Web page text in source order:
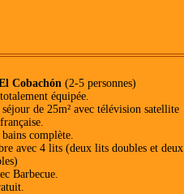
Cobachón (2-5 personnes)
équipée.
séjour de 25m² avec télévision satellite
complète.
avec 4 lits (deux lits doubles et deux
Barbecue.